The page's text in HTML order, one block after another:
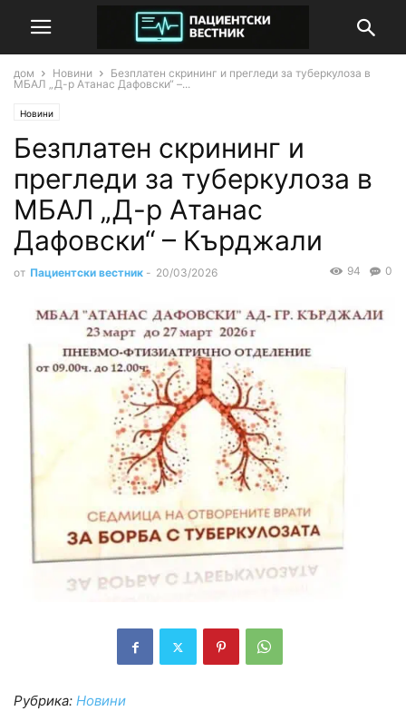
дом Новини
Безплатен скрининг и прегледи за туберкулоза в
МБАЛ „Д-р Атанас Дафовски“ –...
Новини
Безплатен скрининг и
прегледи за туберкулоза в
МБАЛ „Д-р Атанас
Дафовски“ – Кърджали
от Пациентски вестник - 20/03/2026 0
94
Рубрика: Новини